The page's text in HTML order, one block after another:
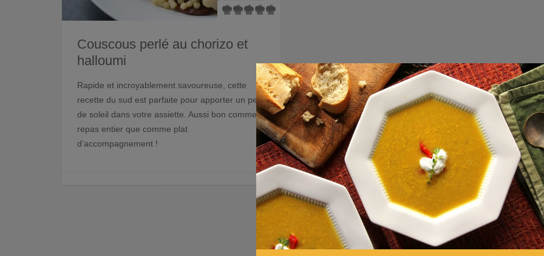
Couscous perlé au chorizo et
halloumi
Rapide et incroyablement savoureuse, cette
recette du sud est parfaite pour apporter un peu
de soleil dans votre assiette. Aussi bon comme
repas entier que comme plat
d’accompagnement !